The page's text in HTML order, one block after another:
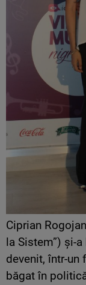
Ciprian
la Sistem”) și-
devenit, într-un
băgat în